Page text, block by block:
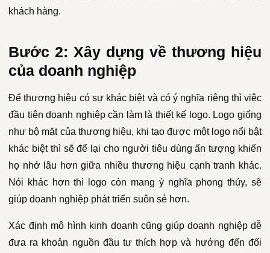
khách hàng.
Bước 2: Xây dựng về thương hiệu
của doanh nghiệp
Để thương hiệu có sự khác biệt và có ý nghĩa riêng thì việc
đầu tiên doanh nghiệp cần làm là thiết kế logo. Logo giống
như bộ mặt của thương hiệu, khi tạo được một logo nổi bật
khác biệt thì sẽ để lại cho người tiêu dùng ấn tượng khiến
họ nhớ lâu hơn giữa nhiều thương hiệu cạnh tranh khác.
Nói khác hơn thì logo còn mang ý nghĩa phong thủy, sẽ
giúp doanh nghiệp phát triển suôn sẻ hơn.
Xác định mô hình kinh doanh cũng giúp doanh nghiệp dễ
đưa ra khoản nguồn đầu tư thích hợp và hướng đến đối